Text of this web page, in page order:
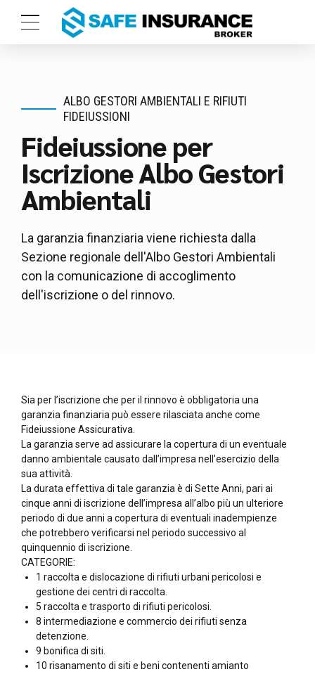
ALBO GESTORI AMBIENTALI E RIFIUTI
FIDEIUSSIONI
Fideiussione per
Iscrizione Albo Gestori
Ambientali
La garanzia finanziaria viene richiesta dalla
Sezione regionale dell'Albo Gestori Ambientali
con la comunicazione di accoglimento
dell'iscrizione o del rinnovo.
Sia per l’iscrizione che per il rinnovo è obbligatoria una
garanzia finanziaria può essere rilasciata anche come
Fideiussione Assicurativa.
La garanzia serve ad assicurare la copertura di un eventuale
danno ambientale causato dall’impresa nell’esercizio della
sua attività.
La durata effettiva di tale garanzia è di Sette Anni, pari ai
cinque anni di iscrizione dell’impresa all’albo più un ulteriore
periodo di due anni a copertura di eventuali inadempienze
che potrebbero verificarsi nel periodo successivo al
quinquennio di iscrizione.
CATEGORIE:
1 raccolta e dislocazione di rifiuti urbani pericolosi e
gestione dei centri di raccolta.
5 raccolta e trasporto di rifiuti pericolosi.
8 intermediazione e commercio dei rifiuti senza
detenzione.
9 bonifica di siti.
10 risanamento di siti e beni contenenti amianto